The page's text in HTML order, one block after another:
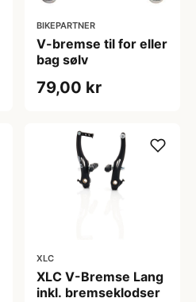
BIKEPARTNER
V-bremse til for eller
bag sølv
79,00 kr
XLC
XLC V-Bremse Lang
inkl. bremseklodser